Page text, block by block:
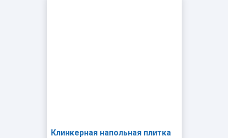
Клинкерная напольная плитка